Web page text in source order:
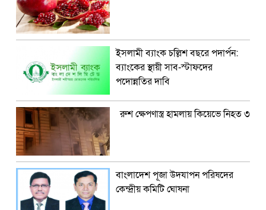
ইসলামী ব্যাংক চল্লিশ বছরে পদার্পন:
ব্যাংকের স্থায়ী সাব-স্টাফদের
পদোন্নতির দাবি
রুশ ক্ষেপণাস্ত্র হামলায় কিয়েভে নিহত ৩
বাংলাদেশ পূজা উদযাপন পরিষদের
কেন্দ্রীয় কমিটি ঘোষনা